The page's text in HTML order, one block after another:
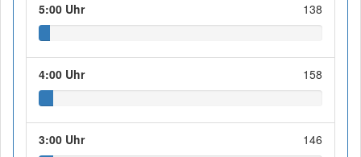
5:00 Uhr 138
4:00 Uhr 158
3:00 Uhr 146